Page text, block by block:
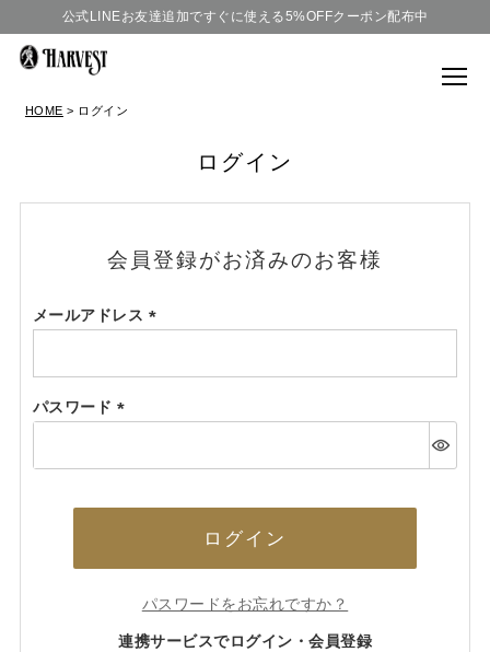
公式LINEお友達追加ですぐに使える5%OFFクーポン配布中
HOME ログイン
ログイン
会員登録がお済みのお客様
メールアドレス
須)
パスワード
須)
ログイン
パスワードをお忘れですか？
連携サービスでログイン・会員登録